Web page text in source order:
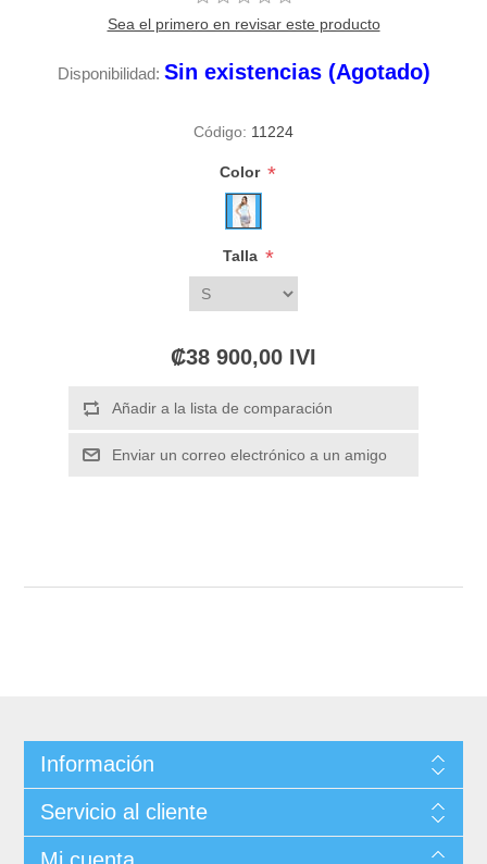
Sea el primero en revisar este producto
Disponibilidad: Sin existencias (Agotado)
Código: 11224
Color *
Talla *
₡38 900,00 IVI
Información
Servicio al cliente